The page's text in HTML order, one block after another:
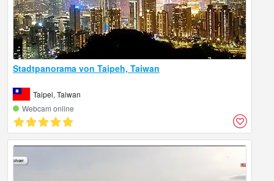
Stadtpanorama von Taipeh, Taiwan
Taipei, Taiwan
Webcam online